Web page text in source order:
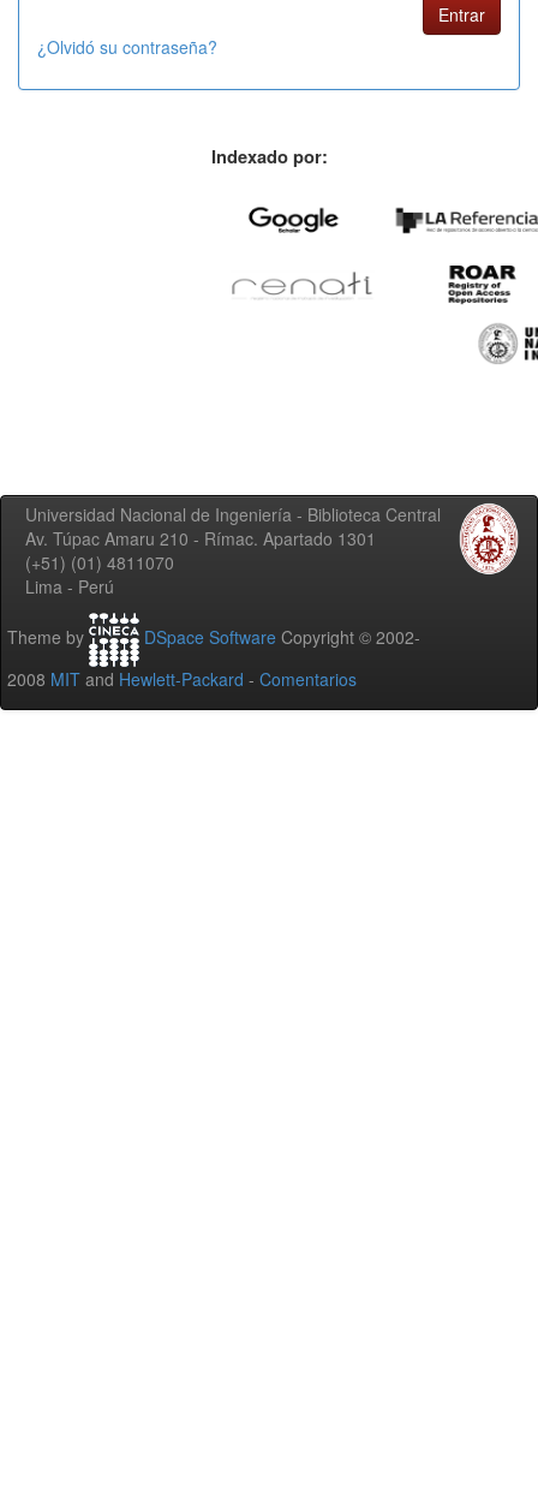
¿Olvidó su contraseña?
Indexado por:
Universidad Nacional de Ingeniería - Biblioteca Central
Av. Túpac Amaru 210 - Rímac. Apartado 1301
(+51) (01) 4811070
Lima - Perú
Theme by DSpace Software Copyright © 2002-
2008 MIT and Hewlett-Packard - Comentarios